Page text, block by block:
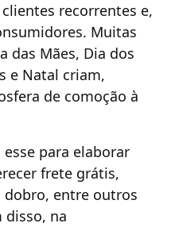
recorrentes e,
Muitas
das Mães, Dia dos
e Natal criam,
de comoção à
para elaborar
frete grátis,
entre outros
disso, na